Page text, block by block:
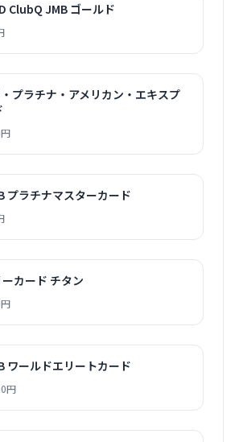
ClubQ JMB ゴールド
プラチナ・アメリカン・エキスプ
プラチナマスターカード
カード チタン
ワールドエリートカード
円